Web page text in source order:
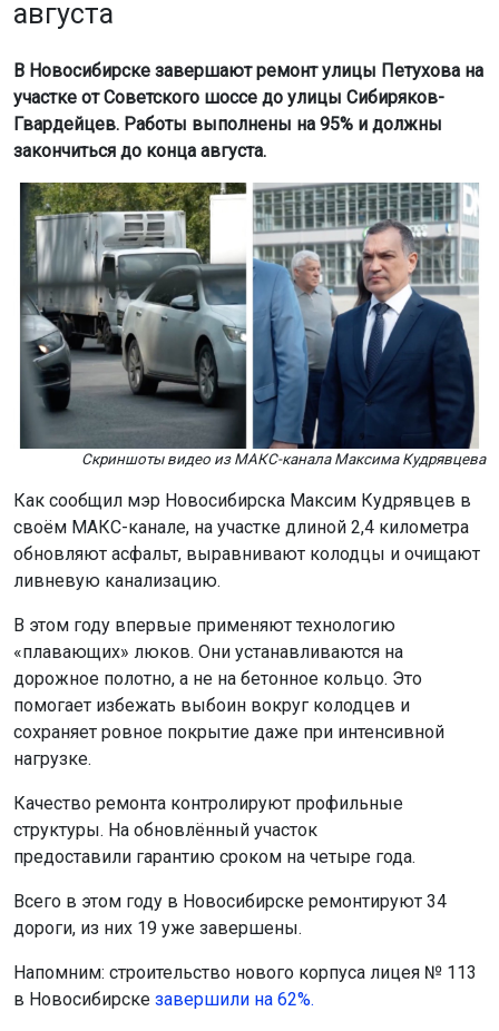
августа
В Новосибирске завершают ремонт улицы Петухова на
участке от Советского шоссе до улицы Сибиряков-
Гвардейцев. Работы выполнены на 95% и должны
закончиться до конца августа.
Скриншоты видео из МАКС-канала Максима Кудрявцева
Как сообщил мэр Новосибирска Максим Кудрявцев в
своём МАКС-канале, на участке длиной 2,4 километра
обновляют асфальт, выравнивают колодцы и очищают
ливневую канализацию.
В этом году впервые применяют технологию
«плавающих» люков. Они устанавливаются на
дорожное полотно, а не на бетонное кольцо. Это
помогает избежать выбоин вокруг колодцев и
сохраняет ровное покрытие даже при интенсивной
нагрузке.
Качество ремонта контролируют профильные
структуры. На обновлённый участок
предоставили гарантию сроком на четыре года.
Всего в этом году в Новосибирске ремонтируют 34
дороги, из них 19 уже завершены.
Напомним: строительство нового корпуса лицея № 113
в Новосибирске завершили на 62%.